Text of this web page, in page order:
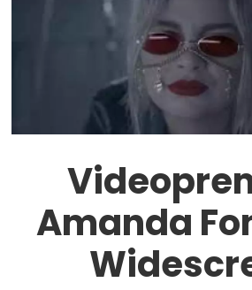
Amanda